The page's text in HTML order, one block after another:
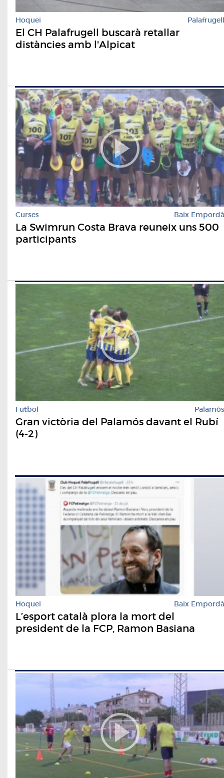
Hoquei Palafrugell
El CH Palafrugell buscarà retallar
distàncies amb l'Alpicat
Curses Baix Empordà
La Swimrun Costa Brava reuneix uns 500
participants
Futbol Palamós
Gran victòria del Palamós davant el Rubí
(4-2)
Hoquei Baix Empordà
​L’esport català plora la mort del
president de la FCP, Ramon Basiana